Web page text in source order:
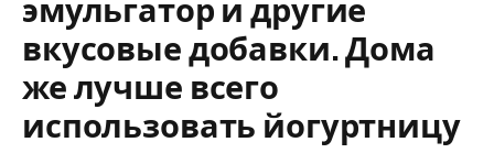
эмульгатор и другие
вкусовые добавки. Дома
же лучше всего
использовать йогуртницу